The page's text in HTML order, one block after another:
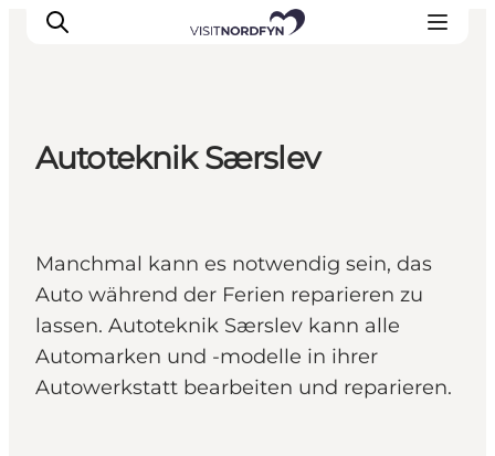
Essen und Trinken
Unterkünfte
Erlebnisbuchung
Für Kinder
Autoteknik Særslev
Manchmal kann es notwendig sein, das
Auto während der Ferien reparieren zu
lassen. Autoteknik Særslev kann alle
Automarken und -modelle in ihrer
Autowerkstatt bearbeiten und reparieren.